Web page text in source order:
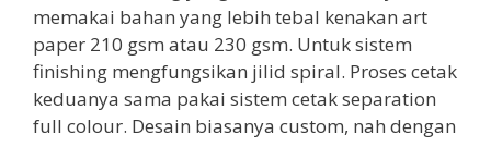
memakai bahan yang lebih tebal kenakan art
paper 210 gsm atau 230 gsm. Untuk sistem
finishing mengfungsikan jilid spiral. Proses cetak
keduanya sama pakai sistem cetak separation
full colour. Desain biasanya custom, nah dengan